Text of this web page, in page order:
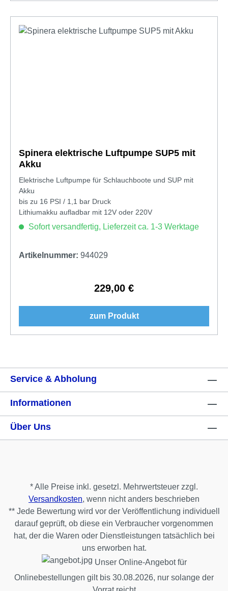
Spinera elektrische Luftpumpe SUP5 mit
Akku
Elektrische Luftpumpe für Schlauchboote und SUP mit
Akku
bis zu 16 PSI / 1,1 bar Druck
Lithiumakku aufladbar mit 12V oder 220V
Sofort versandfertig, Lieferzeit ca. 1-3 Werktage
Artikelnummer: 944029
Regulärer Preis:
229,00 €
zum Produkt
Service & Abholung
Informationen
Über Uns
* Alle Preise inkl. gesetzl. Mehrwertsteuer zzgl.
Versandkosten, wenn nicht anders beschrieben
** Jede Bewertung wird vor der Veröffentlichung individuell
darauf geprüft, ob diese ein Verbraucher vorgenommen
hat, der die Waren oder Dienstleistungen tatsächlich bei
uns erworben hat.
Unser Online-Angebot für
Onlinebestellungen gilt bis 30.08.2026, nur solange der